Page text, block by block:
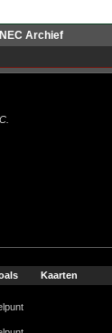
NEC Archief
Kaarten